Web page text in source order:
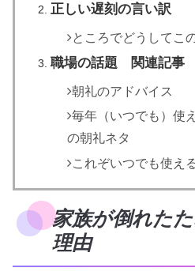
正しい遅刻の言い訳
ところでどうしてこ
職場の話題 関連記事
朝礼のアドバイス
毎年（いつでも）使
の朝礼ネタ
これぞいつでも使え
家族が倒れた
理由